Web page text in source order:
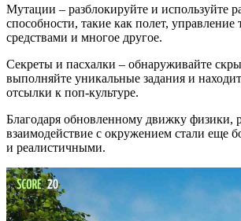
Мутации – разблокируйте и используйте
способности, такие как полет,
средствами и многое другое.
Секреты и пасхалки – обнаруживайте
выполняйте уникальные задания и
отсылки к поп-культуре.
Благодаря обновленному движку физики,
взаимодействие с окружением стали еще
и реалистичными.